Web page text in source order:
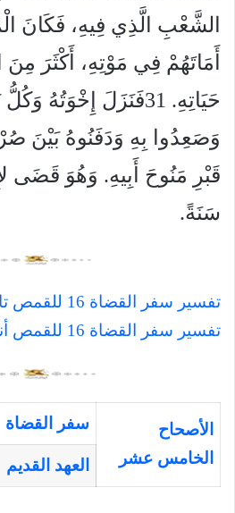
الشَّعْبِ الَّذِي فِيهِ، فَكَانَ
أَمَاتَهُمْ فِي مَوْتِهِ، أَكْثَرَ
حَيَاتِهِ. 31فَنَزَلَ
وَصَعِدُوا بِهِ وَدَفَنُوهُ بَيْنَ
قَبْرِ مَنُوحَ أَبِيهِ. وَهُوَ قَضَى
سَنَةً.
تفسير سفر القضاة 16 للقمص تادرس يعقوب ملطي
تفسير سفر القضاة 16 للقمص أنطونيوس فكري
الأصحاح
الخامس عشر
سفر القضاة
العهد القديم